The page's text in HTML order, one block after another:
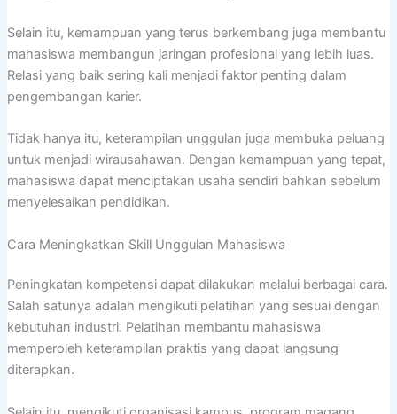
Selain itu, kemampuan yang terus berkembang juga membantu
mahasiswa membangun jaringan profesional yang lebih luas.
Relasi yang baik sering kali menjadi faktor penting dalam
pengembangan karier.
Tidak hanya itu, keterampilan unggulan juga membuka peluang
untuk menjadi wirausahawan. Dengan kemampuan yang tepat,
mahasiswa dapat menciptakan usaha sendiri bahkan sebelum
menyelesaikan pendidikan.
Cara Meningkatkan Skill Unggulan Mahasiswa
Peningkatan kompetensi dapat dilakukan melalui berbagai cara.
Salah satunya adalah mengikuti pelatihan yang sesuai dengan
kebutuhan industri. Pelatihan membantu mahasiswa
memperoleh keterampilan praktis yang dapat langsung
diterapkan.